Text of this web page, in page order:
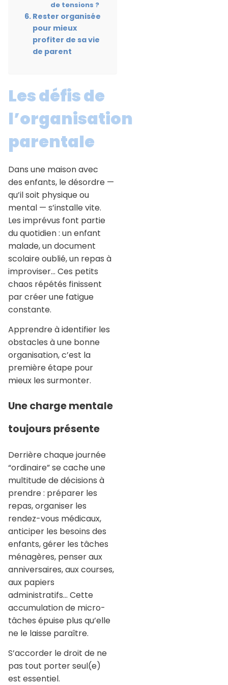
de tensions ?
Rester organisée
pour mieux
profiter de sa vie
de parent
Les défis de
l’organisation
parentale
Dans une maison avec
des enfants, le désordre —
qu’il soit physique ou
mental — s’installe vite.
Les imprévus font partie
du quotidien : un enfant
malade, un document
scolaire oublié, un repas à
improviser… Ces petits
chaos répétés finissent
par créer une fatigue
constante.
Apprendre à identifier les
obstacles à une bonne
organisation, c’est la
première étape pour
mieux les surmonter.
Une charge mentale
toujours présente
Derrière chaque journée
“ordinaire” se cache une
multitude de décisions à
prendre : préparer les
repas, organiser les
rendez-vous médicaux,
anticiper les besoins des
enfants, gérer les tâches
ménagères, penser aux
anniversaires, aux courses,
aux papiers
administratifs… Cette
accumulation de micro-
tâches épuise plus qu’elle
ne le laisse paraître.
S’accorder le droit de ne
pas tout porter seul(e)
est essentiel.